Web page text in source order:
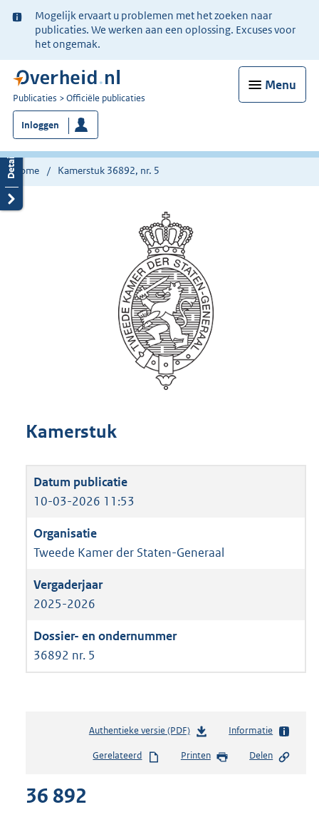
Ter
informatie:
Mogelijk ervaart u problemen met het zoeken naar
publicaties. We werken aan een oplossing. Excuses voor
het ongemak.
Menu
U
bent
nu
hier:
Publicaties Officiële publicaties
Inloggen
Home Kamerstuk 36892, nr. 5
Kamerstuk
10-03-2026 11:53
Tweede Kamer der Staten-Generaal
2025-2026
36892 nr. 5
Authentieke versie (PDF)b
s
Informatie
Gerelateerd Printen Delen
36 892